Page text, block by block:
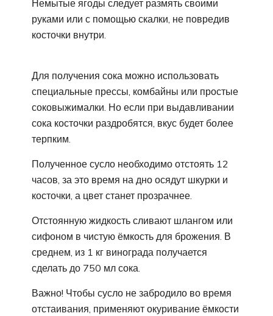
Немытые ягоды следует размять своими
руками или с помощью скалки, не повредив
косточки внутри.
Для получения сока можно использовать
специальные прессы, комбайны или простые
соковыжималки. Но если при выдавливании
сока косточки раздробятся, вкус будет более
терпким.
Полученное сусло необходимо отстоять 12
часов, за это время на дно осядут шкурки и
косточки, а цвет станет прозрачнее.
Отстоянную жидкость сливают шлангом или
сифоном в чистую ёмкость для брожения. В
среднем, из 1 кг винограда получается
сделать до 750 мл сока.
Важно! Чтобы сусло не забродило во время
отстаивания, применяют окуривание ёмкости